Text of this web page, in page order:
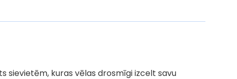
sievietēm, kuras vēlas drosmīgi izcelt savu